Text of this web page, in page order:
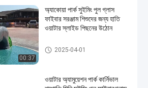
00:37
অ্যাকোয়া পার্ক সুইমিং পুল গ্লাস
ফাইবার সরঞ্জাম শিশুদের জন্য হাতি
ওয়াটার স্লাইড পিছনের উঠোন
মিনি পুল স্লাইড
2025-04-01
ওয়াটার অ্যামুয়েশন পার্ক কার্নিভাল